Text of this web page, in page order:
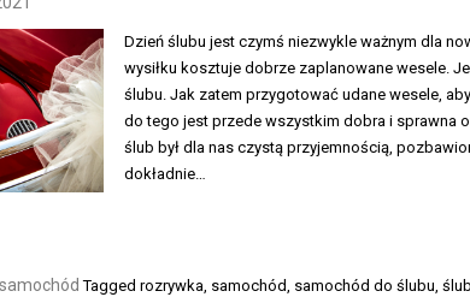
Dzień ślubu jest czymś niezwykle ważnym dla
wysiłku kosztuje dobrze zaplanowane wesele.
ślubu. Jak zatem przygotować udane wesele,
do tego jest przede wszystkim dobra i sprawna
ślub był dla nas czystą przyjemnością,
dokładnie…
Tagged rozrywka samochód samochód do ślubu ślub